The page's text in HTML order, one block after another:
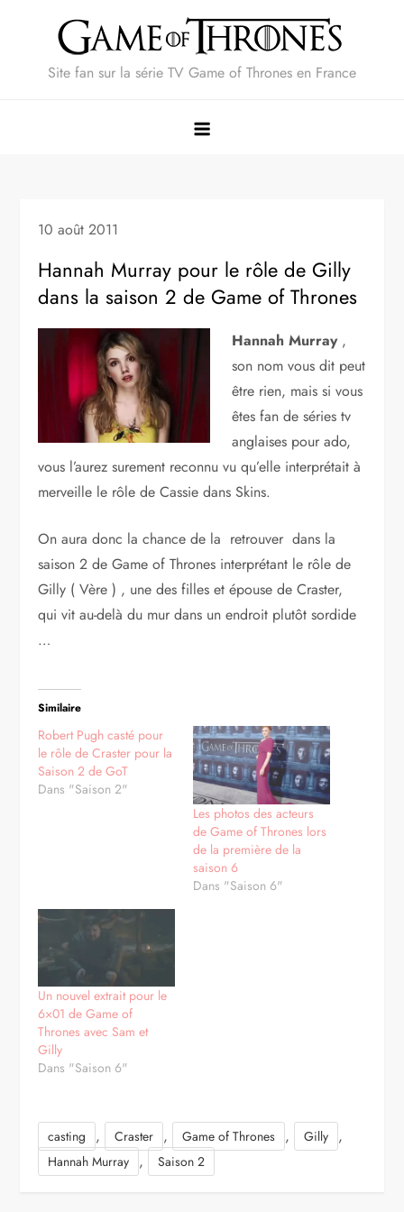
Site fan sur la série TV Game of Thrones en France
10 août 2011
Hannah Murray pour le rôle de Gilly
dans la saison 2 de Game of Thrones
Hannah Murray ,
son nom vous dit peut
être rien, mais si vous
êtes fan de séries tv
anglaises pour ado,
vous l’aurez surement reconnu vu qu’elle interprétait à
merveille le rôle de Cassie dans Skins.
On aura donc la chance de la retrouver dans la
saison 2 de Game of Thrones interprétant le rôle de
Gilly ( Vère ) , une des filles et épouse de Craster,
qui vit au-delà du mur dans un endroit plutôt sordide
…
Similaire
Robert Pugh casté pour
le rôle de Craster pour la
Saison 2 de GoT
Dans "Saison 2"
Les photos des acteurs
de Game of Thrones lors
de la première de la
saison 6
Dans "Saison 6"
Un nouvel extrait pour le
6×01 de Game of
Thrones avec Sam et
Gilly
Dans "Saison 6"
casting , Craster , Game of Thrones , Gilly ,
Hannah Murray , Saison 2